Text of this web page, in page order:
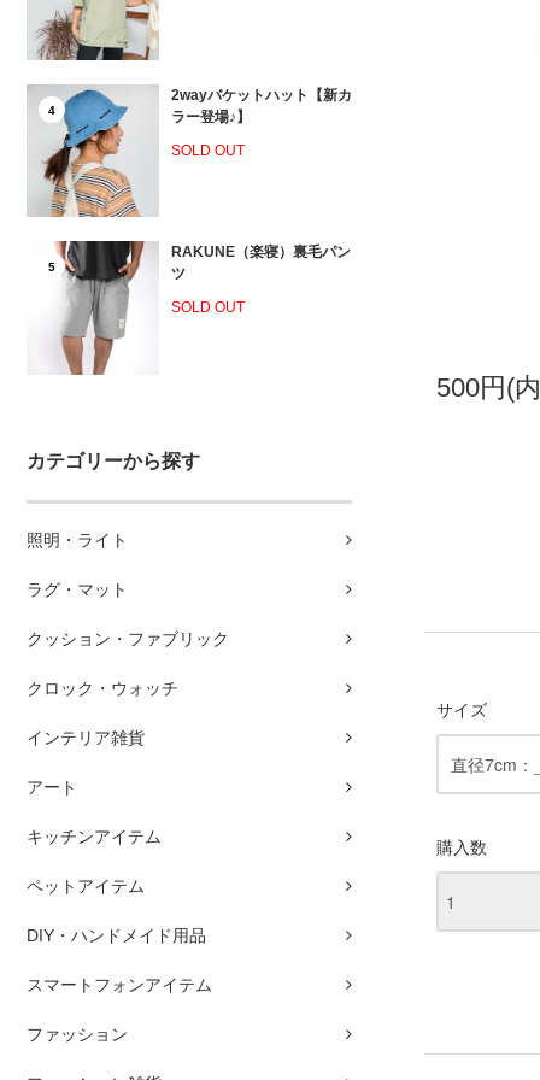
4
2wayバケットハット【新カ
ラー登場♪】
SOLD OUT
5
RAKUNE（楽寝）裏毛パン
ツ
SOLD OUT
カテゴリーから探す
照明・ライト
ラグ・マット
クッション・ファブリック
クロック・ウォッチ
インテリア雑貨
アート
キッチンアイテム
ペットアイテム
DIY・ハンドメイド用品
スマートフォンアイテム
ファッション
500円(
サイズ
購入数